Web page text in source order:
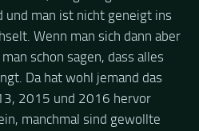
und man ist nicht geneigt ins
Wenn man sich dann aber
schon sagen, dass alles
Da hat wohl jemand das
2015 und 2016 hervor
manchmal sind gewollte